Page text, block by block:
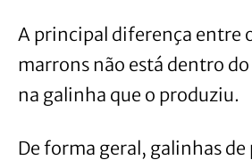
A principal diferença entre
marrons não está dentro
na galinha que o produziu.
De forma geral, galinhas de